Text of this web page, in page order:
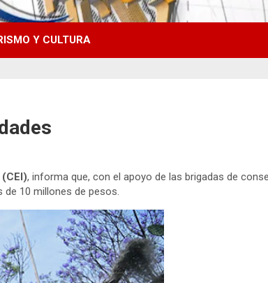
Y CULTURA
, informa que, con el apoyo de las brigadas de
de 10 millones de pesos.